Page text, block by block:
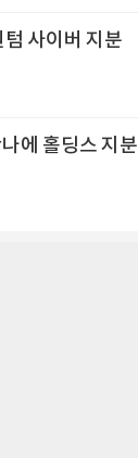
사이버 지분
에 홀딩스 지분